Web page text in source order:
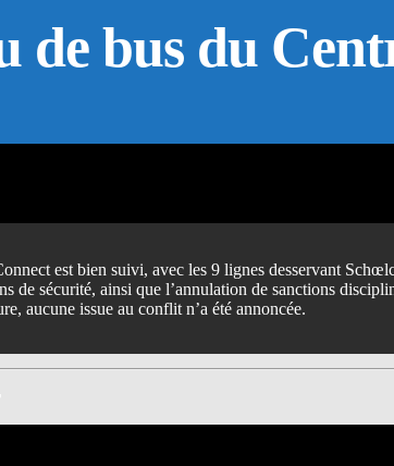
de bus du
est bien suivi, avec les 9 lignes desservant
de sécurité, ainsi que l’annulation de sanctions
aucune issue au conflit n’a été annoncée.